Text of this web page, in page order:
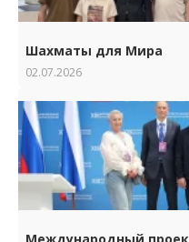
Шахматы для Мира
02.07.2026